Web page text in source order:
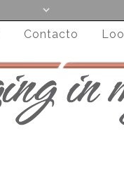
Contacto